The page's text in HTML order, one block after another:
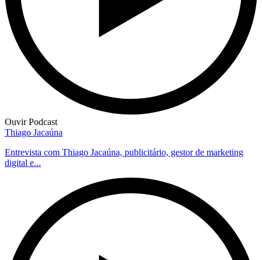
Ouvir Podcast
Thiago Jacaúna
Entrevista com Thiago Jacaúna, publicitário, gestor de marketing
digital e...